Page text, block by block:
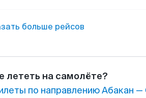
больше рейсов
лететь на самолёте?
по направлению Абакан —